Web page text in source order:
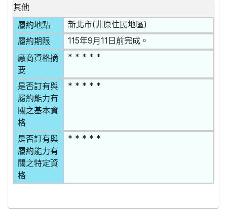
其他
履約地點
新北市(非原住民地區)
履約期限 115年9月11日前完成。
廠商資格摘
要
* * * * *
是否訂有與
履約能力有
關之基本資
格
* * * * *
是否訂有與
履約能力有
關之特定資
格
* * * * *